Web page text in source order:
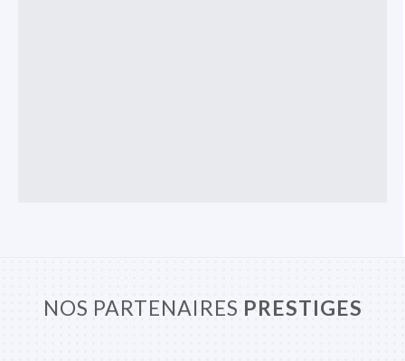
NOS PARTENAIRES PRESTIGES